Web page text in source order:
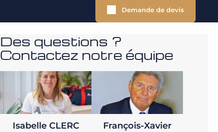
Demande de devis
Des questions ?
Contactez notre équipe
Isabelle CLERC
François-Xavier